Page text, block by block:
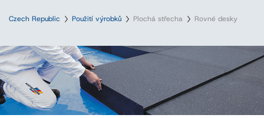
Czech Republic Použití výrobků Plochá střecha Rovné desky